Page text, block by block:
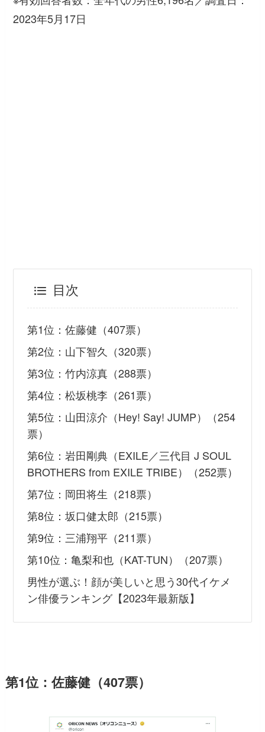
2023年5月17日
目次
第1位：佐藤健（407票）
第2位：山下智久（320票）
第3位：竹内涼真（288票）
第4位：松坂桃李（261票）
第5位：山田涼介（Hey! Say! JUMP）（254
票）
第6位：岩田剛典（EXILE／三代目 J SOUL
BROTHERS from EXILE TRIBE）（252票）
第7位：岡田将生（218票）
第8位：坂口健太郎（215票）
第9位：三浦翔平（211票）
第10位：亀梨和也（KAT-TUN）（207票）
男性が選ぶ！顔が美しいと思う30代イケメ
ン俳優ランキング【2023年最新版】
第1位：佐藤健（407票）